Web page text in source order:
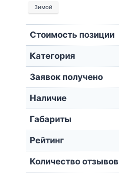
Зимой
Стоимость позиции
Категория
Заявок получено
Наличие
Габариты
Рейтинг
Количество отзывов